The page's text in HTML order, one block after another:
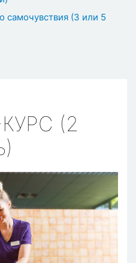
самочувствия (3 или 5
(2